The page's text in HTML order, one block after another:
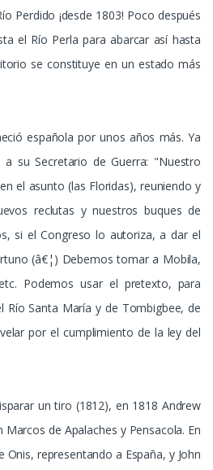
Perdido ¡desde 1803! Poco después
el Río Perla para abarcar así hasta
se constituye en un estado más
española por unos años más. Ya
a su Secretario de Guerra: "Nuestro
el asunto (las Floridas), reuniendo y
reclutas y nuestros buques de
si el Congreso lo autoriza, a dar el
(â€¦) Debemos tomar a Mobila,
Podemos usar el pretexto, para
Río Santa María y de Tombigbee, de
por el cumplimiento de la ley del
un tiro (1812), en 1818 Andrew
Marcos de Apalaches y Pensacola. En
Onis, representando a España, y John